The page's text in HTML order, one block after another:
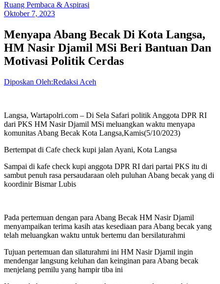
Ruang Pembaca & Aspirasi
Oktober 7, 2023
Menyapa Abang Becak Di Kota Langsa,
HM Nasir Djamil MSi Beri Bantuan Dan
Motivasi Politik Cerdas
Diposkan Oleh:Redaksi Aceh
Langsa, Wartapolri.com – Di Sela Safari politik Anggota DPR RI
dari PKS HM Nasir Djamil MSi meluangkan waktu menyapa
komunitas Abang Becak Kota Langsa,Kamis(5/10/2023)
Bertempat di Cafe check kupi jalan Ayani, Kota Langsa
Sampai di kafe check kupi anggota DPR RI dari partai PKS itu di
sambut penuh rasa persaudaraan oleh puluhan Abang becak yang di
koordinir Bismar Lubis
Pada pertemuan dengan para Abang Becak HM Nasir Djamil
menyampaikan terima kasih atas kesediaan para Abang becak yang
telah meluangkan waktu untuk bertemu dan bersilaturahmi
Tujuan pertemuan dan silaturahmi ini HM Nasir Djamil ingin
mendengar langsung keluhan dan keinginan para Abang becak
menjelang pemilu yang hampir tiba ini